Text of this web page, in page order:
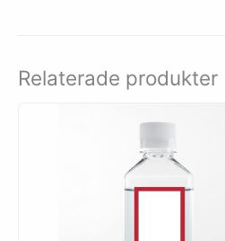
Relaterade produkter